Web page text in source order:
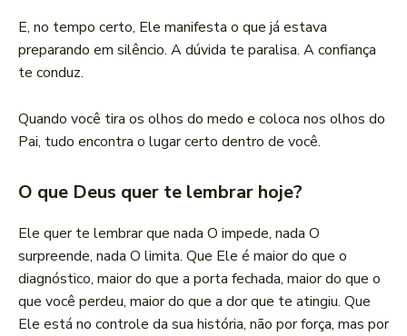
E, no tempo certo, Ele manifesta o que já estava
preparando em silêncio. A dúvida te paralisa. A confiança
te conduz.
Quando você tira os olhos do medo e coloca nos olhos do
Pai, tudo encontra o lugar certo dentro de você.
O que Deus quer te lembrar hoje?
Ele quer te lembrar que nada O impede, nada O
surpreende, nada O limita. Que Ele é maior do que o
diagnóstico, maior do que a porta fechada, maior do que o
que você perdeu, maior do que a dor que te atingiu. Que
Ele está no controle da sua história, não por força, mas por